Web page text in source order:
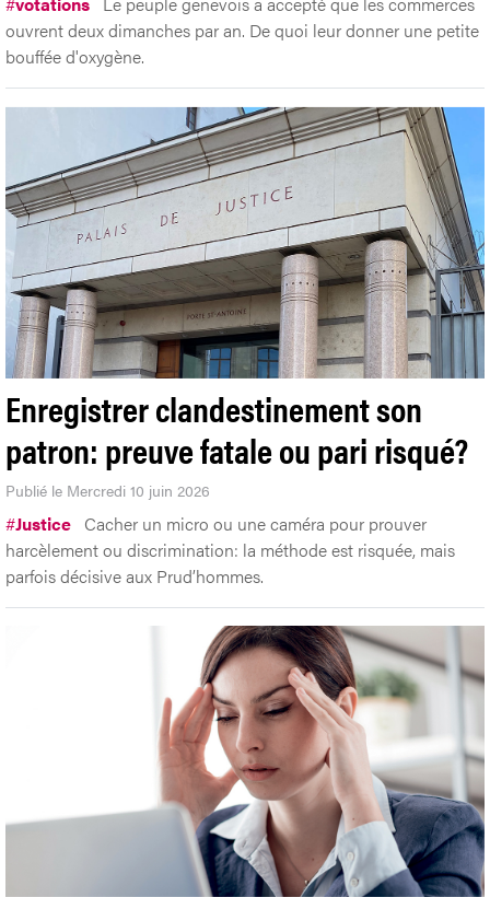
Enregistrer clandestinement son
patron: preuve fatale ou pari risqué?
Publié le Mercredi 10 juin 2026
#Justice
Cacher un micro ou une caméra pour prouver
harcèlement ou discrimination: la méthode est risquée, mais
parfois décisive aux Prud’hommes.
Harcèlement psychologique au
travail